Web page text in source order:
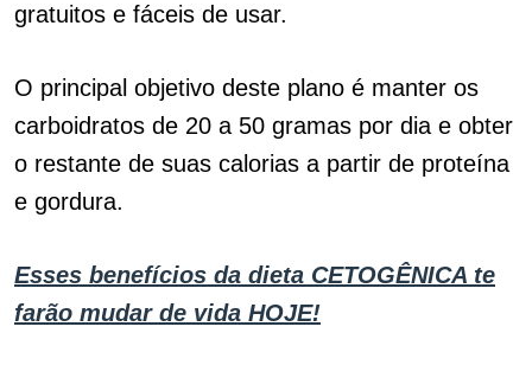
gratuitos e fáceis de usar.
O principal objetivo deste plano é manter os
carboidratos de 20 a 50 gramas por dia e obter
o restante de suas calorias a partir de proteína
e gordura.
Esses benefícios da dieta CETOGÊNICA te
farão mudar de vida HOJE!